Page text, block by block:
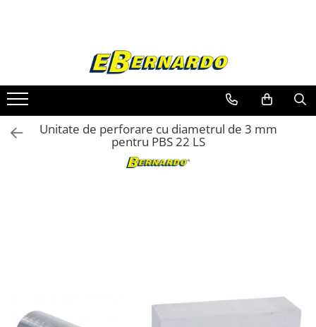
Prelucrare metal
Fierastraie pentru metal
Ferastraie mobile pentru metal
Fierastraie prelucrare metal
Ferastraie orizontale pentru metal
Ferastraie circulare pentru metal
Ferastraie verticale
Unitate de perforare cu diametrul de 3 mm
pentru PBS 22 LS